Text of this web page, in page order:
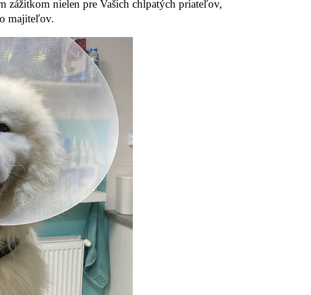
zážitkom nielen pre Vašich chlpatých priateľov,
majiteľov.